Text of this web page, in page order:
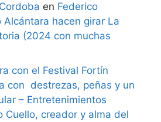
en Federico
Alcántara hacen girar La
(2024 con muchas
con el Festival Fortín
con destrezas, peñas y un
– Entretenimientos
Cuello, creador y alma del